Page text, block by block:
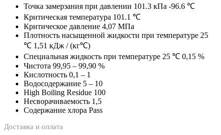
Точка замерзания при давлении 101.3 кПа -96.6 ℃
Критическая температура 101.1 ℃
Критическое давление 4,07 МПа
Плотность насыщенной жидкости при температуре 25
℃ 1,51 кДж / (кг℃)
Специальная жидкость при температуре 25 ℃ 0,15 %
Чистота 99,95 – 99,90 %
Кислотность 0,1 – 1
Водосодержание 5 – 10
High Boiling Residue 100
Несворачиваемость 1,5
Содержание хлора Pass
Доставка и оплата